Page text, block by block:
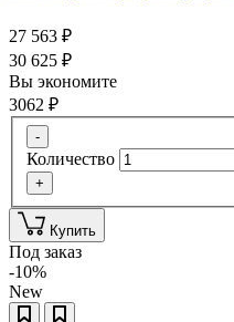
27 563 ₽
30 625 ₽
Вы экономите
3062 ₽
-
Количество
+
Купить
Под заказ
-10%
New